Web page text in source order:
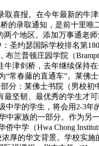
取喜报。在今年最新的牛
的录取通知，是前十里唯
个地区。添加万事通老
圣约瑟国际学校排名第
兰普顿庄园学院（
牛津剑桥，去年继续保持
“常春藤的直通车”。莱佛
分：莱佛士书院（男校初
坚韧、最优秀的学生才
中学的学生，将会用2-3年
中家族的一部分。作为另
中学（Hwa Chong
厚的华文背景。学校实施